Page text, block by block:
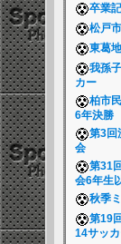
卒業
松戸
東葛
我孫
カー
柏市
6年決勝
第3回
会
第31
会6年生
秋季
第19
14サッ